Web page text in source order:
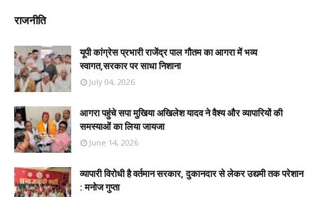
राजनीति
यूपी कांग्रेस प्रभारी राजेंद्र पाल गौतम का आगरा में भव्य
स्वागत,सरकार पर साधा निशाना
July 04, 2026
आगरा पहुंचे सपा मुखिया अखिलेश यादव ने वैश्य और व्यापारियों की
समस्याओं का लिया जायजा
June 14, 2026
व्यापारी विरोधी है वर्तमान सरकार, दुकानदार से लेकर उद्यमी तक परेशान
: मनोज गुप्ता